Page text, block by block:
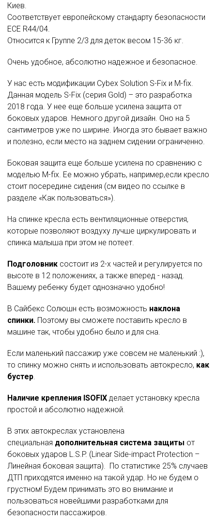
Киев.
Соответствует европейскому стандарту безопасности
ЕСЕ R44/04.
Относится к Группе 2/3 для деток весом 15-36 кг.
Очень удобное, абсолютно надежное и безопасное.
У нас есть модификации Cybex Solution S-Fix и M-fix.
Данная модель S-Fix (серия Gold) – это разработка
2018 года. У нее еще больше усилена защита от
боковых ударов. Немного другой дизайн. Оно на 5
сантиметров уже по ширине. Иногда это бывает важно
и полезно, если место на заднем сидении ограниченно.
Боковая защита еще больше усилена по сравнению с
моделью M-fix. Ее можно убрать, например,если кресло
стоит посередине сидения (см видео по ссылке в
разделе «Как пользоваться»).
На спинке кресла есть вентиляционные отверстия,
которые позволяют воздуху лучше циркулировать и
спинка малыша при этом не потеет.
Подголовник состоит из 2-х частей и регулируется по
высоте в 12 положениях, а также вперед - назад.
Вашему ребенку будет однозначно удобно!
В Сайбекс Солюшн есть возможность наклона
спинки. Поэтому вы сможете поставить кресло в
машине так, чтобы удобно было и для сна.
Если маленький пассажир уже совсем не маленький :),
то спинку можно снять и использовать автокресло, как
бустер.
Наличие крепления ISOFIX делает установку кресла
простой и абсолютно надежной.
В этих автокреслах установлена
специальная дополнительная система защиты от
боковых ударов L.S.P. (Linear Side-impact Protection –
Линейная боковая защита). По статистике 25% случаев
ДТП приходятся именно на такой удар. Но не будем о
грустном! Будем принимать это во внимание и
пользоваться новейшими разработками для
безопасности пассажиров.